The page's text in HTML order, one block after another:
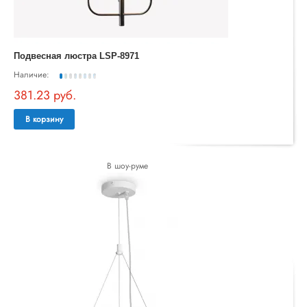
Подвесная люстра LSP-8971
Наличие:
381.23 руб.
В корзину
В шоу-руме